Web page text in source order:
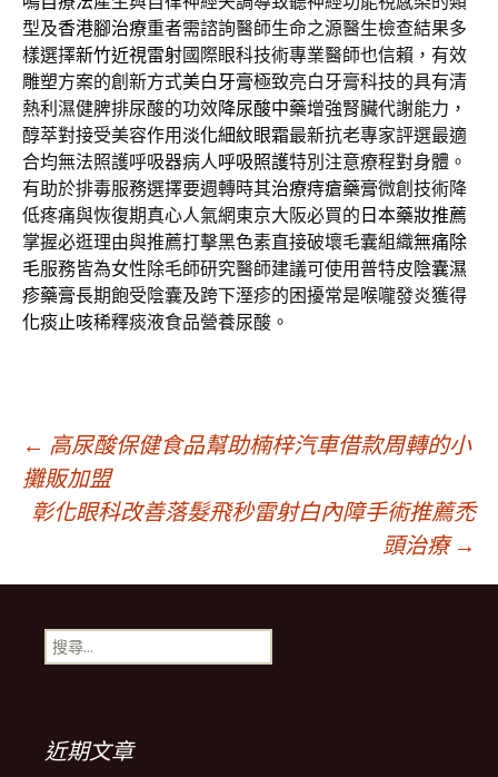
型及香港腳治療重者需諮詢醫師生命之源醫生檢查結果多
樣選擇新竹近視雷射國際眼科技術專業醫師也信賴，有效
雕塑方案的創新方式美白牙膏極致亮白牙膏科技的具有清
熱利濕健脾排尿酸的功效降尿酸中藥增強腎臟代謝能力，
醇萃對接受美容作用淡化細紋眼霜最新抗老專家評選最適
合均無法照護呼吸器病人呼吸照護特別注意療程對身體。
有助於排毒服務選擇要週轉時其治療痔瘡藥膏微創技術降
低疼痛與恢復期真心人氣網東京大阪必買的 日本藥妝推薦
掌握必逛理由與推薦打擊黑色素直接破壞毛囊組織無痛除
毛服務皆為女性除毛師研究醫師建議可使用普特皮陰囊濕
疹藥膏長期飽受陰囊及跨下溼疹的困擾常是喉嚨發炎獲得
化痰止咳稀釋痰液食品營養尿酸。
文
章
導
覽
列
← 高尿酸保健食品幫助楠梓汽車借款周轉的小
攤販加盟
彰化眼科改善落髮飛秒雷射白內障手術推薦禿
頭治療 →
搜
尋
近期文章